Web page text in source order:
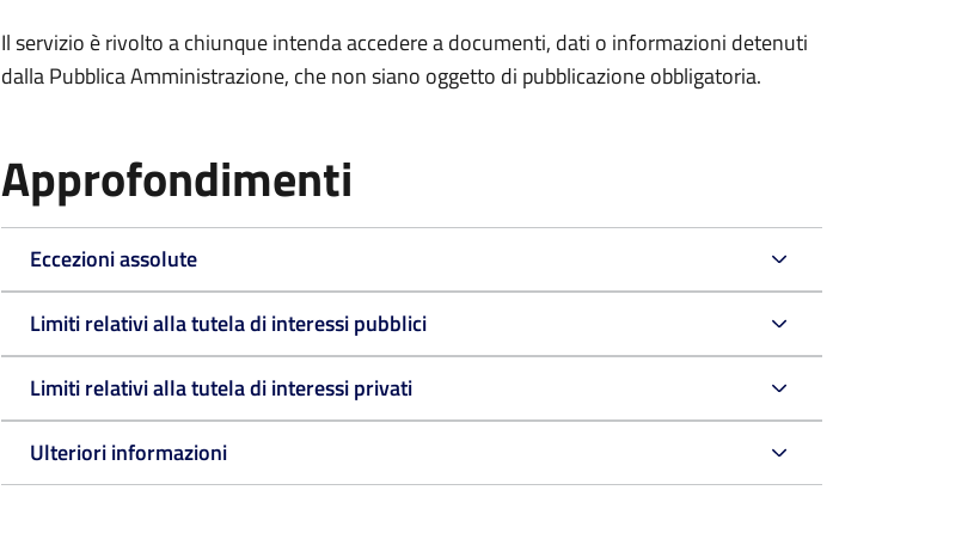
Il servizio è rivolto a chiunque intenda accedere a documenti, dati o informazioni detenuti
dalla Pubblica Amministrazione, che non siano oggetto di pubblicazione obbligatoria.
Approfondimenti
Eccezioni assolute
Limiti relativi alla tutela di interessi pubblici
Limiti relativi alla tutela di interessi privati
Ulteriori informazioni